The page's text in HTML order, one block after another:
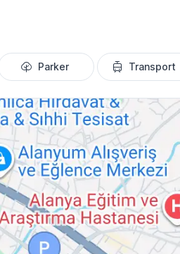
Parker Transport